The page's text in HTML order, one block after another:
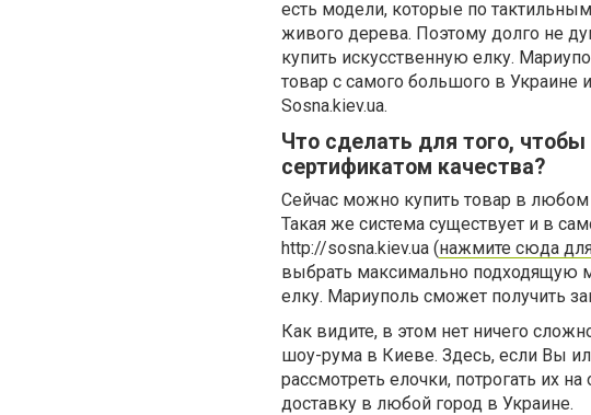
есть модели, которые по
живого дерева. Поэтому долго не
купить искусственную елку.
товар с самого большого в Украине
Sosna.kiev.ua.
Что сделать для того,
сертификатом качества?
Сейчас можно купить товар в
Такая же система существует и в
http://sosna.kiev.ua (нажмите сюда
выбрать максимально подходящую
елку. Мариуполь сможет получить
Как видите, в этом нет ничего
шоу-рума в Киеве. Здесь, если Вы
рассмотреть елочки, потрогать их
доставку в любой город в Украине.